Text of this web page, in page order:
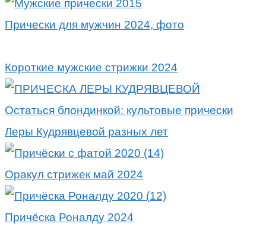
Прически для мужчин 2024, фото
Короткие мужские стрижки 2024
Остаться блондинкой: культовые прически
Леры Кудрявцевой разных лет
Оракул стрижек май 2024
Причёска Роналду 2024